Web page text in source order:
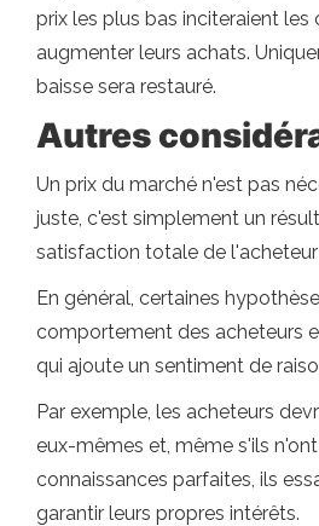
prix les plus bas inciteraient
augmenter leurs achats.
baisse sera restauré.
Autres
Un prix du marché n'est pas
juste, c'est simplement un
satisfaction totale de l'acheteur
En général, certaines
comportement des acheteurs
qui ajoute un sentiment de
Par exemple, les acheteurs
eux-mêmes et, même s'ils
connaissances parfaites, ils
garantir leurs propres intérêts.